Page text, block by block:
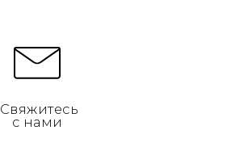
Свяжитесь
с нами